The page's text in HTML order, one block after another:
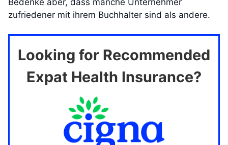
zufriedener mit ihrem Buchhalter sind als andere.
Looking for Recommended
Expat Health Insurance?